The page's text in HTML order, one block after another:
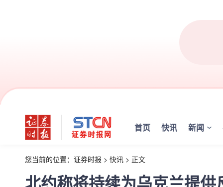
首页 快讯 新闻
您当前的位置： 证券时报 > 快讯 > 正文